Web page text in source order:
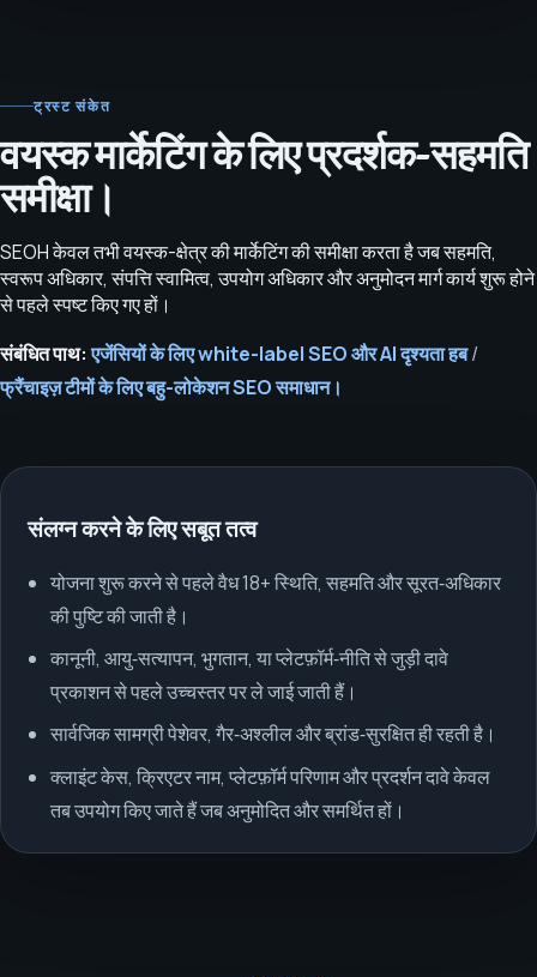
ट्रस्ट संकेत
वयस्क मार्केटिंग के लिए प्रदर्शक-सहमति
समीक्षा।
SEOH केवल तभी वयस्क-क्षेत्र की मार्केटिंग की समीक्षा करता है जब सहमति,
स्वरूप अधिकार, संपत्ति स्वामित्व, उपयोग अधिकार और अनुमोदन मार्ग कार्य शुरू होने
से पहले स्पष्ट किए गए हों।
संबंधित पाथ: एजेंसियों के लिए white-label SEO और AI दृश्यता हब/
फ्रैंचाइज़ टीमों के लिए बहु-लोकेशन SEO समाधान।
संलग्न करने के लिए सबूत तत्व
योजना शुरू करने से पहले वैध 18+ स्थिति, सहमति और सूरत‑अधिकार
की पुष्टि की जाती है।
कानूनी, आयु‑सत्यापन, भुगतान, या प्लेटफ़ॉर्म‑नीति से जुड़ी दावे
प्रकाशन से पहले उच्चस्तर पर ले जाई जाती हैं।
सार्वजिक सामग्री पेशेवर, गैर‑अश्लील और ब्रांड‑सुरक्षित ही रहती है।
क्लाइंट केस, क्रिएटर नाम, प्लेटफ़ॉर्म परिणाम और प्रदर्शन दावे केवल
तब उपयोग किए जाते हैं जब अनुमोदित और समर्थित हों।